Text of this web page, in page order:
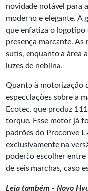
novidade notável para
moderno e elegante. A
que enfatiza o logotipo
presença marcante. As
sutis, enquanto a área
luzes de neblina.
Quanto à motorização
especulações sobre a
Ecotec, que produz
torque. Esse motor já
padrões do Proconve
exclusivamente na
poderão escolher
de seis marchas, caso
Leia também - Novo